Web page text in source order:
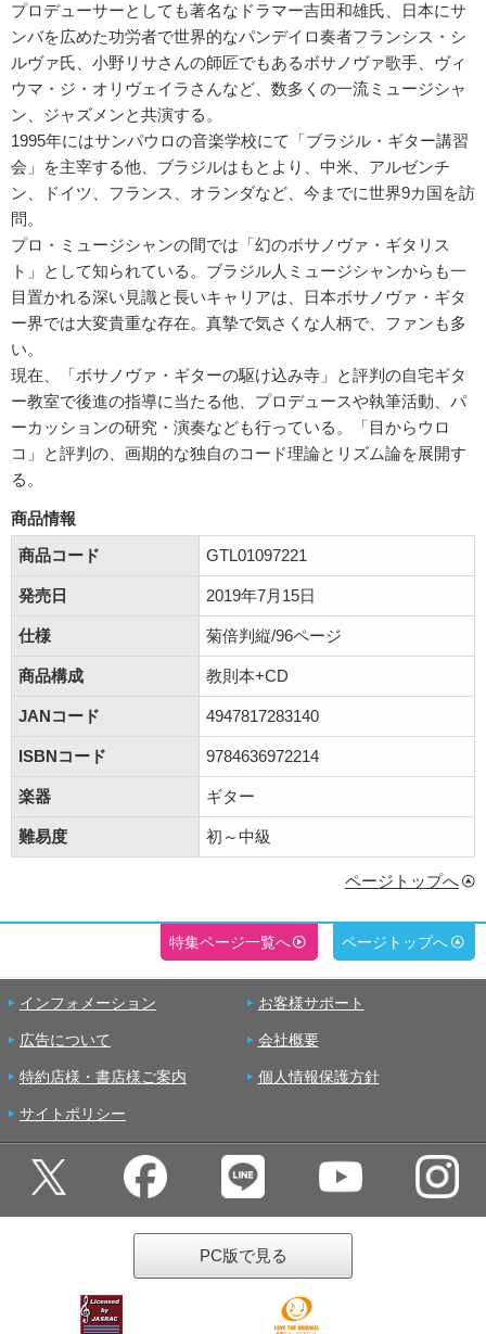
プロデューサーとしても著名なドラマー吉田和雄氏、日本にサ
ンバを広めた功労者で世界的なパンデイロ奏者フランシス・シ
ルヴァ氏、小野リサさんの師匠でもあるボサノヴァ歌手、ヴィ
ウマ・ジ・オリヴェイラさんなど、数多くの一流ミュージシャ
ン、ジャズメンと共演する。
1995年にはサンパウロの音楽学校にて「ブラジル・ギター講習
会」を主宰する他、ブラジルはもとより、中米、アルゼンチ
ン、ドイツ、フランス、オランダなど、今までに世界9カ国を訪
問。
プロ・ミュージシャンの間では「幻のボサノヴァ・ギタリス
ト」として知られている。ブラジル人ミュージシャンからも一
目置かれる深い見識と長いキャリアは、日本ボサノヴァ・ギタ
ー界では大変貴重な存在。真摯で気さくな人柄で、ファンも多
い。
現在、「ボサノヴァ・ギターの駆け込み寺」と評判の自宅ギタ
ー教室で後進の指導に当たる他、プロデュースや執筆活動、パ
ーカッションの研究・演奏なども行っている。「目からウロ
コ」と評判の、画期的な独自のコード理論とリズム論を展開す
る。
商品情報
商品コード
GTL01097221
発売日 2019年7月15日
仕様 菊倍判縦/96ページ
商品構成 教則本+CD
JANコード 4947817283140
ISBNコード 9784636972214
楽器 ギター
難易度 初～中級
ページトップへ
特集ページ一覧へ ページトップへ
インフォメーション お客様サポート
広告について 会社概要
特約店様・書店様ご案内 個人情報保護方針
サイトポリシー
PC版で見る